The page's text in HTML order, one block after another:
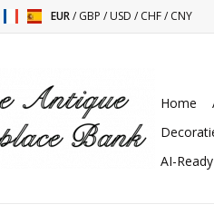
EUR/GBP /USD /CHF/CNY
Home
AI-